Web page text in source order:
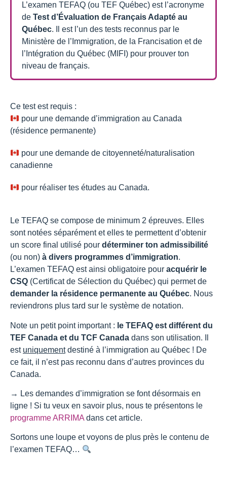
L’examen TEFAQ (ou TEF Québec) est l’acronyme
deTest d’Évaluation de Français Adapté au
Québec. Il est l’un des tests reconnus par le
Ministère de l’Immigration, de la Francisation et de
l’Intégration du Québec (MIFI) pour prouver ton
niveau de français.
Ce test est requis :
pour une demande d’immigration au Canada
(résidence permanente)
pour une demande de citoyenneté/naturalisation
canadienne
pour réaliser tes études au Canada.
Le TEFAQ se compose de minimum 2 épreuves. Elles
sont notées séparément et elles te permettent d’obtenir
un score final utilisé pour déterminer ton admissibilité
(ou non) à divers programmes d’immigration.
L’examen TEFAQ est ainsi obligatoire pour acquérir le
CSQ (Certificat de Sélection du Québec) qui permet de
demander la résidence permanente au Québec. Nous
reviendrons plus tard sur le système de notation.
Note un petit point important : le TEFAQ est différent du
TEF Canada et du TCF Canada dans son utilisation. Il
est uniquementdestiné à l’immigration au Québec ! De
ce fait, il n’est pas reconnu dans d’autres provinces du
Canada.
→ Les demandes d’immigration se font désormais en
ligne ! Si tu veux en savoir plus, nous te présentons le
programme ARRIMA dans cet article.
Sortons une loupe et voyons de plus près le contenu de
l’examen TEFAQ…